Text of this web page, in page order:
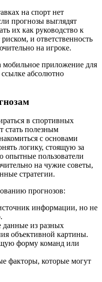
на спорт нет
прогнозы выглядят
их как руководство к
и ответственность
на игроке.
мобильное приложение для
абсолютно
в спортивных
стать полезным
с основами
логику, стоящую за
пользователи
на чужие советы,
стратегии.
прогнозов:
информации, но не
данные из разных
объективной картины.
форму команд или
факторы, которые могут